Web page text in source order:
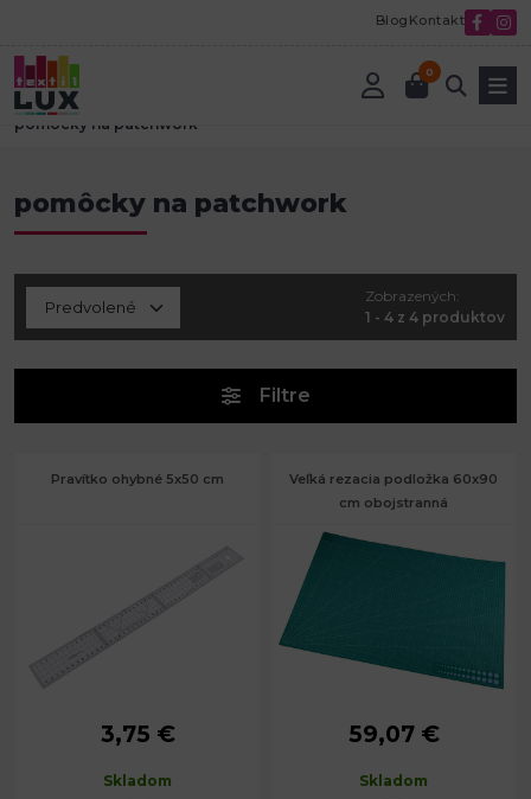
Blog Kontakt
0
Úvod
pomôcky na patchwork
pomôcky na patchwork
Zobrazených:
1 - 4 z 4 produktov
Filtre
Pravítko ohybné 5x50 cm
5 cm
3,75 €
Skladom
Veľká rezacia podložka 60x90
cm obojstranná
60 cm
59,07 €
Skladom